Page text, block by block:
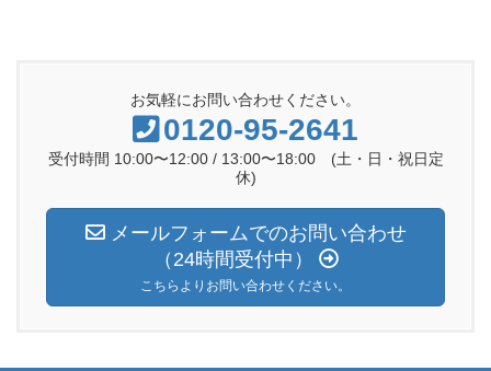
お気軽にお問い合わせください。
0120-95-2641
受付時間 10:00〜12:00 / 13:00〜18:00 (土・日・祝日定
休)
メールフォームでのお問い合わせ
（24時間受付中）
こちらよりお問い合わせください。